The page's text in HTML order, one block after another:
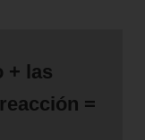
+ las
=